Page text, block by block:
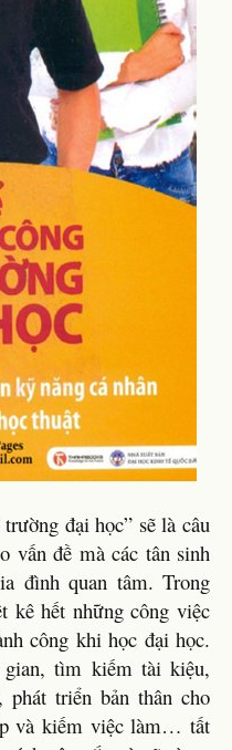
đại học” sẽ là câu
vấn đề mà các tân sinh
đình quan tâm. Trong
kê hết những công việc
công khi học đại học.
tìm kiếm tài kiệu,
phát triển bản thân cho
và kiếm việc làm… tất